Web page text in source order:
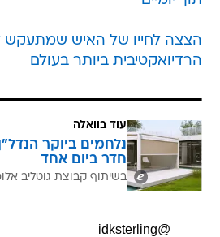
הצצה לחייו של האיש שמתעקש
הרדיואקטיבית ביותר בעולם
עוד בוואלה
נלחמים ביוקר
חדר ביום אחד
בשיתוף קבוצת גוטליב
@idksterling